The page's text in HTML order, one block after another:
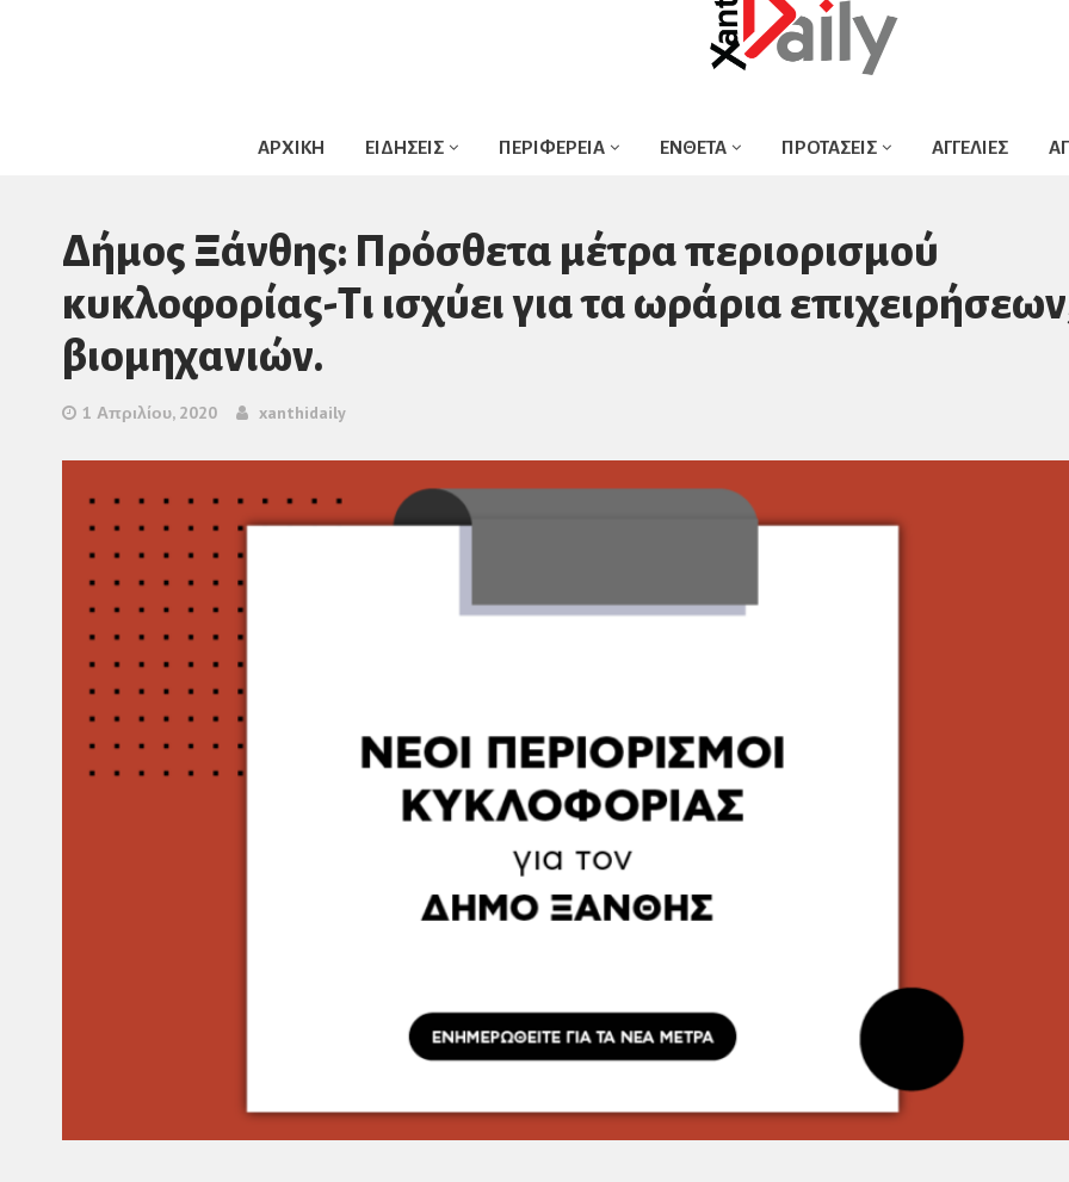
ΑΡΧΙΚΗ ΕΙΔΗΣΕΙΣ ΠΕΡΙΦΕΡΕΙΑ ΕΝΘΕΤΑ ΠΡΟΤΑΣΕΙΣ ΑΓΓΕΛΙΕΣ
Δήμος Ξάνθης: Πρόσθετα μέτρα περιορισμού
κυκλοφορίας-Τι ισχύει για τα ωράρια
βιομηχανιών.
1 Απριλίου, 2020 xanthidaily